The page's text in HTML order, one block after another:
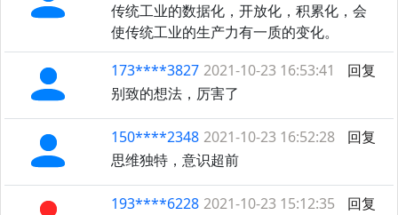
传统工业的数据化，开放化，积累化，会
使传统工业的生产力有一质的变化。
173****3827
回复
2021-10-23 16:53:41
别致的想法，厉害了
150****2348 回复
2021-10-23 16:52:28
思维独特，意识超前
193****6228 回复
2021-10-23 15:12:35